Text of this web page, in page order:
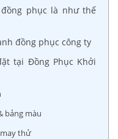
phục là như thế
đồng phục công ty
tại Đồng Phục Khởi
bảng màu
thử